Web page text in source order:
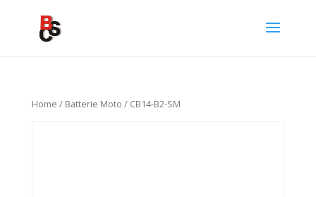
Home / Batterie Moto / CB14-B2-SM